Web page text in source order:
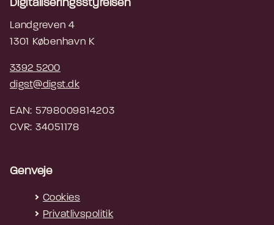
Digitaliseringsstyrelsen
Landgreven 4
1301 København K
3392 5200
digst@digst.dk
EAN: 5798009814203
CVR: 34051178
Genveje
Cookies
Privatlivspolitik